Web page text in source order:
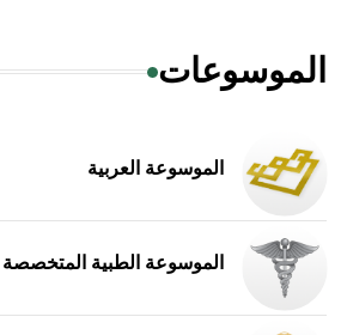
الموسوعات
الموسوعة العربية
الموسوعة الطبية المتخصصة